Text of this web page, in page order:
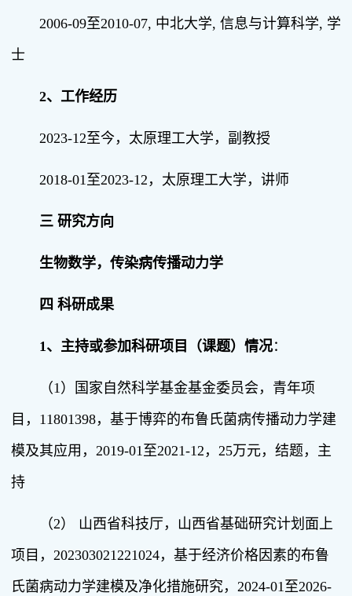
2006-09至2010-07, 中北大学, 信息与计算科学, 学
士
2、工作经历
2023-12至今，太原理工大学，副教授
2018-01至2023-12，太原理工大学，讲师
三 研究方向
生物数学，传染病传播动力学
四 科研成果
1、 主持或参加科研项目（课题）情况：
（1）国家自然科学基金基金委员会，青年项
目，11801398，基于博弈的布鲁氏菌病传播动力学建
模及其应用，2019-01至2021-12，25万元，结题，主
持
（2） 山西省科技厅，山西省基础研究计划面上
项目，202303021221024，基于经济价格因素的布鲁
氏菌病动力学建模及净化措施研究，2024-01至2026-